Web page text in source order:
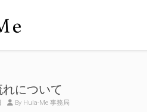
れについて
By Hula-Me 事務局